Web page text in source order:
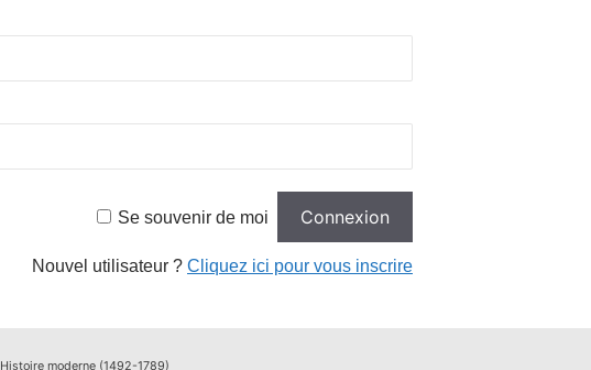
Se souvenir de moi
Nouvel utilisateur ? Cliquez ici pour vous inscrire
Histoire moderne (1492-1789)